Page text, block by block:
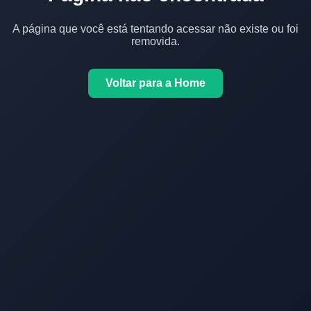
A página que você está tentando acessar não existe ou foi
removida.
Voltar para a Home